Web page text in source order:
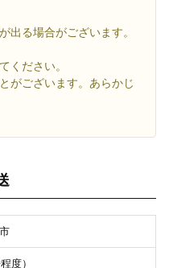
出る場合がございます。
ください。
がございます。あらかじ
度）